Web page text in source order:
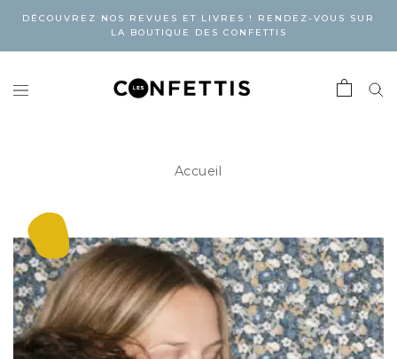
DÉCOUVREZ NOS REVUES ET LIVRES ! RENDEZ-VOUS SUR
LA BOUTIQUE DES CONFETTIS
Accueil